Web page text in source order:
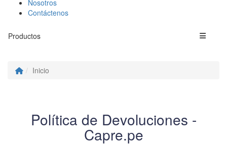
Nosotros
Contáctenos
Productos
Inicio
Política de Devoluciones -
Capre.pe